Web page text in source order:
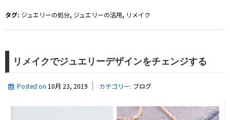
ど
よ
う
タグ: ジュエリーの処分, ジュエリーの活用, リメイク
リメイクでジュエリーデザインをチェンジする
Posted on 10月 23, 2019 カテゴリー: ブログ